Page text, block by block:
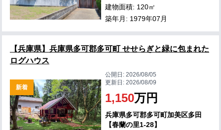
建物面積: 120㎡
築年月: 1979年07月
【兵庫県】兵庫県多可郡多可町 せせらぎと緑に包まれた
ログハウス
新着
公開日:2026/08/05
更新日:2026/08/09
1,150万円
兵庫県多可郡多可町加美区多田
【春蘭の里1-28】